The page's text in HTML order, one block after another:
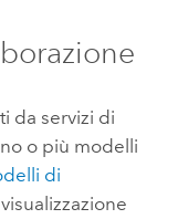
da servizi di
o più modelli
di